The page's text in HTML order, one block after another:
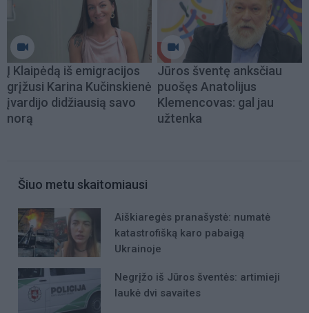
Į Klaipėdą iš emigracijos
grįžusi Karina Kučinskienė
įvardijo didžiausią savo
norą
Jūros šventę anksčiau
puošęs Anatolijus
Klemencovas: gal jau
užtenka
Šiuo metu skaitomiausi
Aiškiaregės pranašystė: numatė
katastrofišką karo pabaigą
Ukrainoje
Negrįžo iš Jūros šventės: artimieji
laukė dvi savaites